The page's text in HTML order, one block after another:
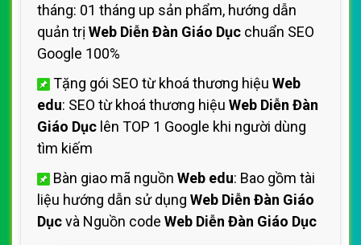
tháng: 01 tháng up sản phẩm, hướng dẫn
quản trị Web Diễn Đàn Giáo Dục chuẩn SEO
Google 100%
Tặng gói SEO từ khoá thương hiệu Web
edu: SEO từ khoá thương hiệu Web Diễn Đàn
Giáo Dục lên TOP 1 Google khi người dùng
tìm kiếm
Bàn giao mã nguồn Web edu: Bao gồm tài
liệu hướng dẫn sử dụng Web Diễn Đàn Giáo
Dụcvà Nguồn code Web Diễn Đàn Giáo Dục